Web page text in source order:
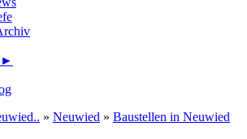
►
» Neuwied » Baustellen in Neuwied